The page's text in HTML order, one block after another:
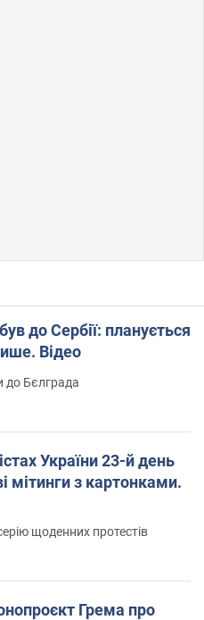
до Сербії: планується
Відео
до Бєлграда
України 23-й день
мітинги з картонками.
щоденних протестів
Грема про